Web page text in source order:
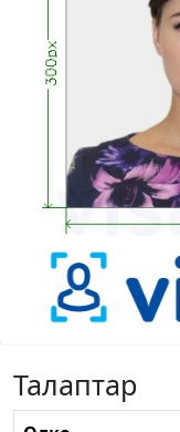
Талаптар